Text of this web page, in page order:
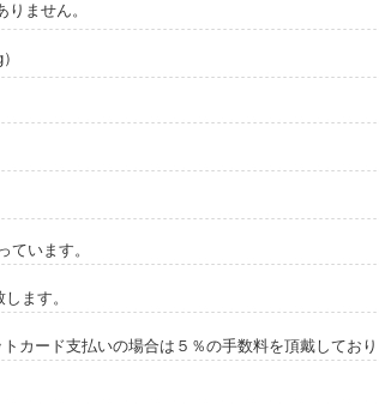
ません。
います。
ます。
カード支払いの場合は５％の手数料を頂戴しており